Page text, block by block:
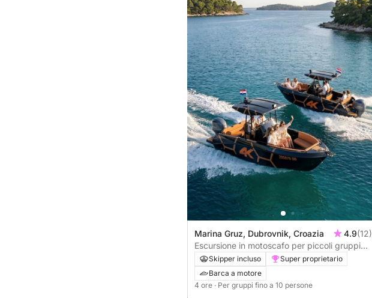
Marina Gruz, Dubrovnik, Croazia 4.9(12)
Escursione in motoscafo per piccoli gruppi
alla Grotta Azzurra e alle Isole Elafiti.
Skipper incluso
Super proprietario
Barca a motore
4 ore · Per gruppi fino a 10 persone